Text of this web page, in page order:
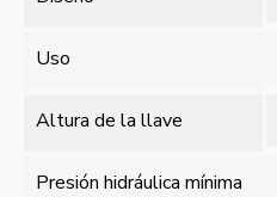
Uso
Altura de la llave
Presión hidráulica mínima